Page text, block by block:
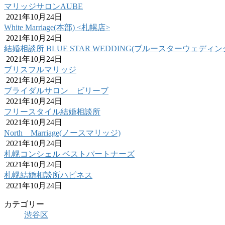
マリッジサロンAUBE
2021年10月24日
White Marriage(本部) <札幌店>
2021年10月24日
結婚相談所 BLUE STAR WEDDING(ブルースターウェディン
2021年10月24日
ブリスフルマリッジ
2021年10月24日
ブライダルサロン ビリーブ
2021年10月24日
フリースタイル結婚相談所
2021年10月24日
North Marriage(ノースマリッジ)
2021年10月24日
札幌コンシェル ベストパートナーズ
2021年10月24日
札幌結婚相談所ハピネス
2021年10月24日
カテゴリー
渋谷区